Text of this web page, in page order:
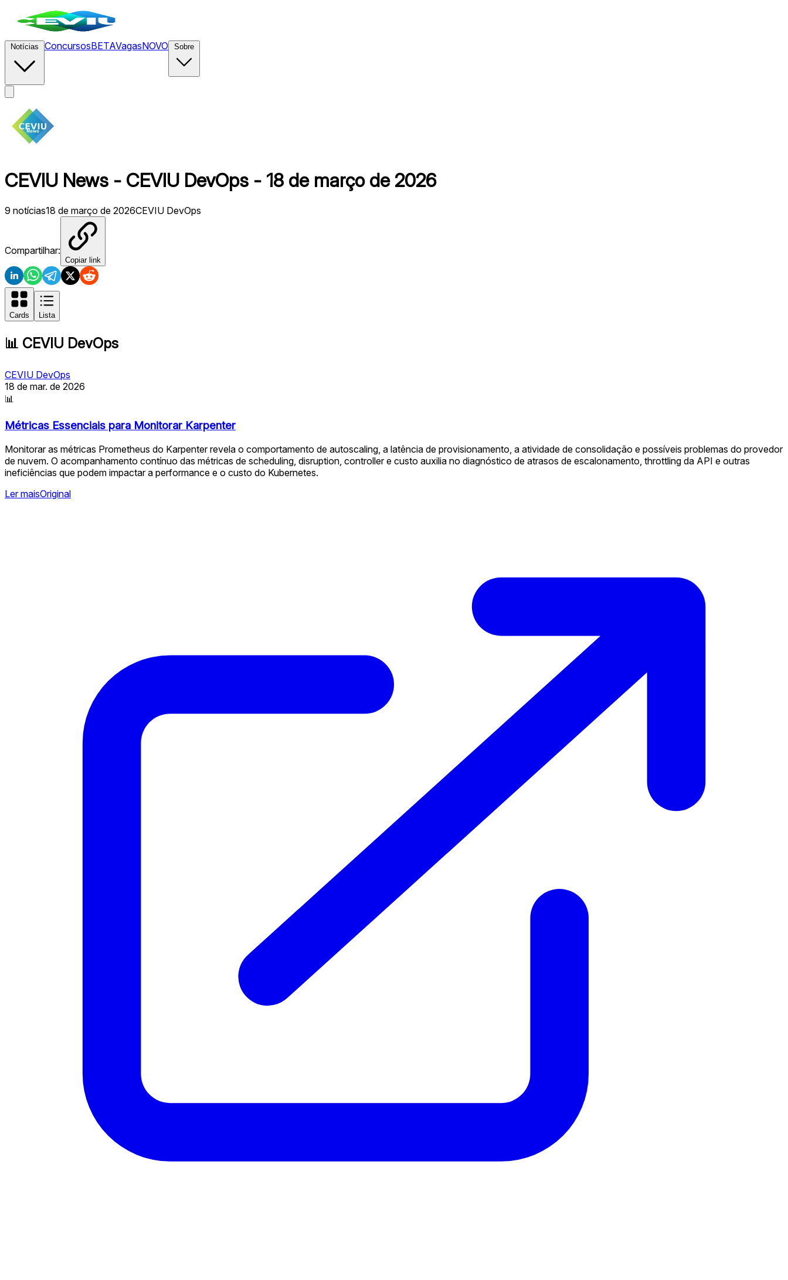
ConcursosBETAVagasNOVO
CEVIU News - CEVIU DevOps - 18 de março de 2026
9 notícias18 de março de 2026CEVIU DevOps
Compartilhar:
Copiar link
Cards Lista
📊 CEVIU DevOps
CEVIU DevOps
18 de mar. de 2026
📊
Métricas Essenciais para Monitorar Karpenter
Monitorar as métricas Prometheus do Karpenter revela o comportamento de autoscaling, a latência de provisionamento, a atividade de consolidação e possíveis problemas do provedor
de nuvem. O acompanhamento contínuo das métricas de scheduling, disruption, controller e custo auxilia no diagnóstico de atrasos de escalonamento, throttling da API e outras
ineficiências que podem impactar a performance e o custo do Kubernetes.
Ler maisOriginal